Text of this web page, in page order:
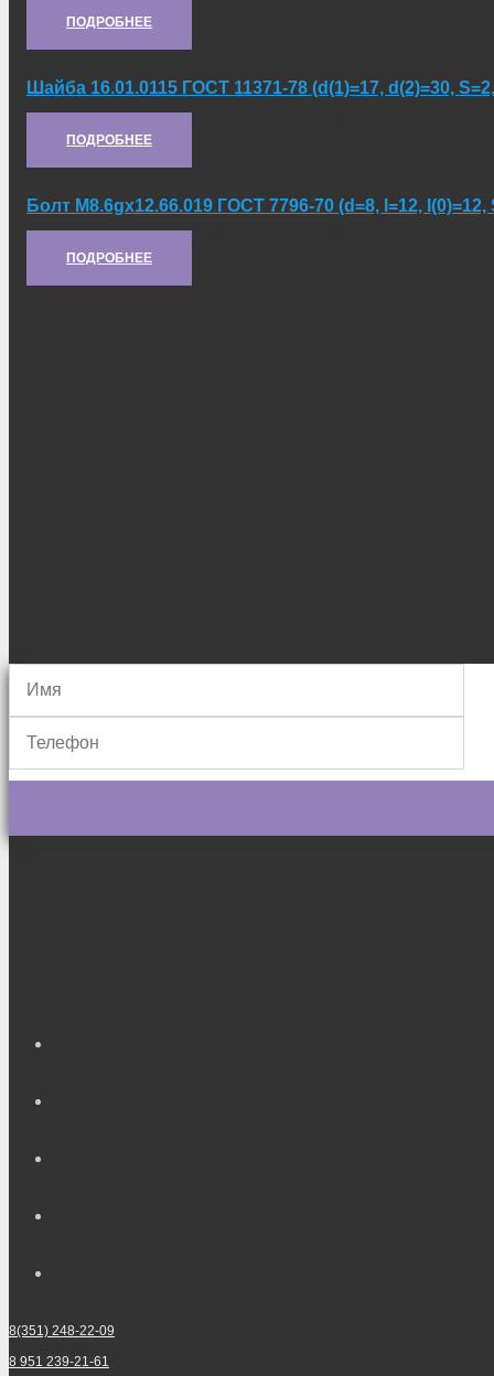
ПОДРОБНЕЕ
Шайба 16.01.0115 ГОСТ 11371-78 (d(1)=17, d(2)=30,
Артикул:[Шайба 16.01.0115 ГОСТ 11371-78 (d(1)=17, d(2)=30,
ПОДРОБНЕЕ
Болт М8.6gх12.66.019 ГОСТ 7796-70 (d=8, l=12, l(0)=12,
Артикул:[Болт М8.6gх12.66.019 ГОСТ 7796-70 (d=8, l=12,
ПОДРОБНЕЕ
8(351) 248-22-09
8 951 239-21-61